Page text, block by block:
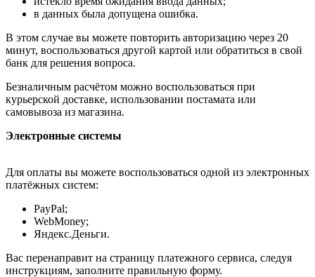
в данных была допущена ошибка.
В этом случае вы можете повторить авторизацию через 20
минут, воспользоваться другой картой или обратиться в свой
банк для решения вопроса.
Безналичным расчётом можно воспользоваться при
курьерской доставке, использовании постамата или
самовывоза из магазина.
Электронные системы
Для оплаты вы можете воспользоваться одной из электронных
платёжных систем:
PayPal;
WebMoney;
Яндекс.Деньги.
Вас перенаправит на страницу платежного сервиса, следуя
инструкциям, заполните правильную форму.